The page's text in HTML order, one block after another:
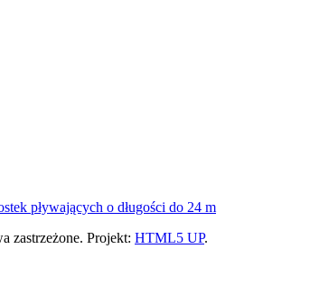
pływających o długości do 24 m
zastrzeżone. Projekt: HTML5 UP.